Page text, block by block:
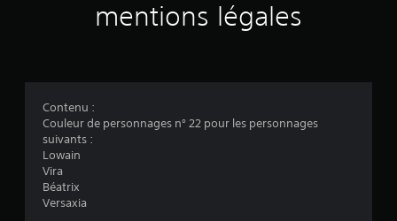
s
mentions légales
Contenu :
Couleur de personnages n° 22 pour les personnages
suivants :
Lowain
Vira
Béatrix
Versaxia